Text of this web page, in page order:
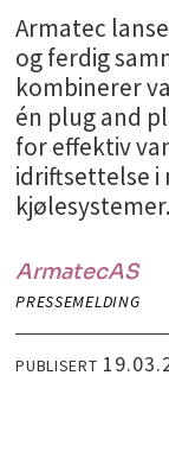
Armatec
og ferdig
kombinerer
én plug and
for effektiv
idriftsettelse i
kjølesystemer.
ArmatecAS
PRESSEMELDING
PUBLISERT